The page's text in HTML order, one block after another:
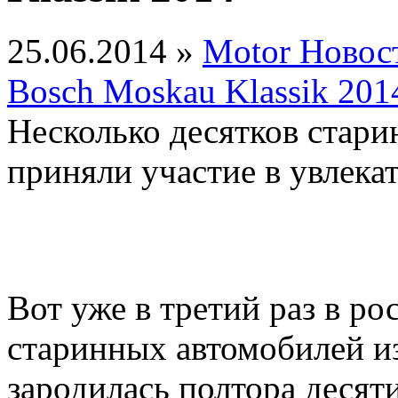
25.06.2014 » Motor
Bosch Moskau Klassik
Несколько десятков
приняли участие в
Вот уже в третий раз в
старинных автомобилей
зародилась полтора